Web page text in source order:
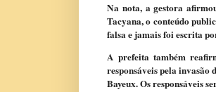
Na nota, a gestora
Tacyana, o conteúdo
falsa e jamais foi escrita
A prefeita também
responsáveis pela invasão
Bayeux. Os responsáveis